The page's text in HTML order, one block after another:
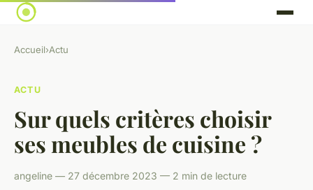
Accueil›Actu
ACTU
Sur quels critères choisir
ses meubles de cuisine ?
angeline — 27 décembre 2023 — 2 min de lecture